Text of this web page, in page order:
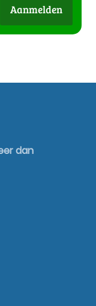
Aanmelden
dan